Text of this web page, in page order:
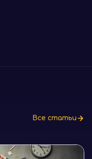
Все статьи